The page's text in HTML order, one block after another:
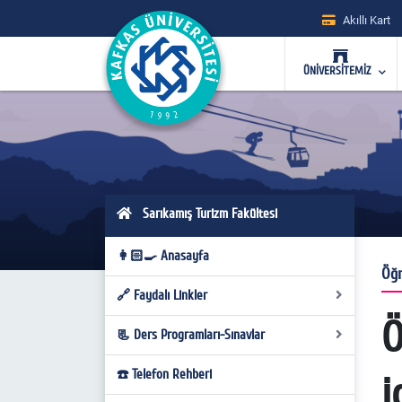
Akıllı Kart
ÜNİVERSİTEMİZ
Sarıkamış Turizm Fakültesi
👩🏻‍🍳 Anasayfa
🔗 Faydalı Linkler
Faydalı Linkler
📃 Ders Programları-Sınavlar
Ders Programları-Sınavlar
☎️ Telefon Rehberi